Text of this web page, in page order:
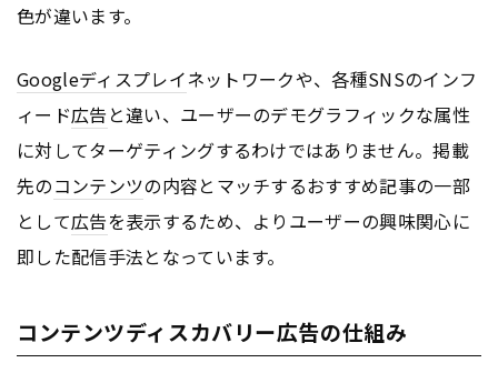
色が違います。
Googleディスプレイネットワークや、各種SNSのインフ
ィード広告 と違い、ユーザーのデモグラフィックな属性
に対してターゲティングするわけではありません。掲載
先のコンテンツの内容とマッチするおすすめ記事の一部
として広告を表示するため、よりユーザーの興味関心に
即した配信手法となっています。
コンテンツディスカバリー広告の仕組み